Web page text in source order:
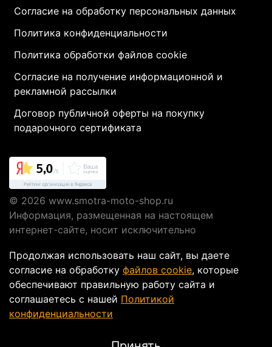
Согласие на обработку персональных данных
Политика конфиденциальности
Политика обработки файлов cookie
Согласие на получение информационной и
рекламной рассылки
Договор публичной оферты на покупку
подарочного сертификата
© 2026 www.smotra-moto-shop.ru
Информация, размещенная на настоящем
интернет-сайте, носит исключительно
публичной офертой, определяемой положениями
Статьи 437 ГК РФ.
Интернет-магазин мотоэкипировки в Москве
Продолжая использовать наш сайт, вы даете
согласие на обработку файлов cookie, которые
обеспечивают правильную работу сайта и
соглашаетесь с нашей Политикой
конфиденциальности